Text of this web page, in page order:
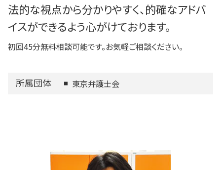
法的な視点から分かりやすく、的確なアドバ
イスができるよう心がけております。
初回45分無料相談可能です。お気軽ご相談ください。
所属団体 東京弁護士会